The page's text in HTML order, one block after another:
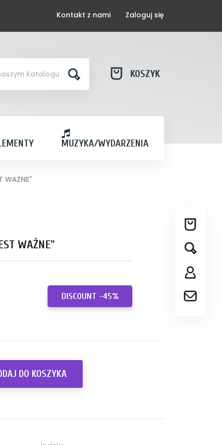
Kontakt z nami Zaloguj się
KOSZYK
MUZYKA/WYDARZENIA
WAŻNE"
WAŻNE"
DISCOUNT -45%
DO KOSZYKA